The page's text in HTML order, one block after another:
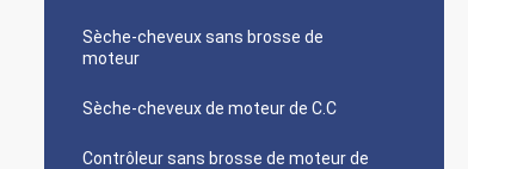
Sèche-cheveux sans brosse de
moteur
Sèche-cheveux de moteur de C.C
Contrôleur sans brosse de moteur de